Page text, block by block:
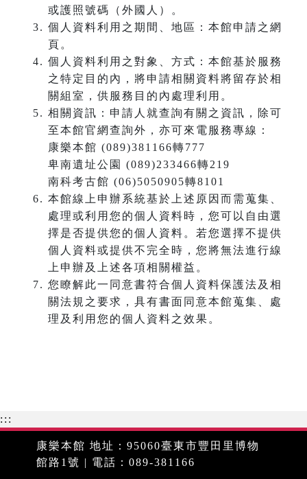
或護照號碼（外國人）。
個人資料利用之期間、地區：本館申請之網
頁。
個人資料利用之對象、方式：本館基於服務
之特定目的內，將申請相關資料將留存於相
關組室，供服務目的內處理利用。
相關資訊：申請人就查詢有關之資訊，除可
至本館官網查詢外，亦可來電服務專線：
康樂本館 (089)381166轉777
卑南遺址公園 (089)233466轉219
南科考古館 (06)5050905轉8101
本館線上申辦系統基於上述原因而需蒐集、
處理或利用您的個人資料時，您可以自由選
擇是否提供您的個人資料。若您選擇不提供
個人資料或提供不完全時，您將無法進行線
上申辦及上述各項相關權益。
您瞭解此一同意書符合個人資料保護法及相
關法規之要求，具有書面同意本館蒐集、處
理及利用您的個人資料之效果。
:::
康樂本館 地址：95060臺東市豐田里博物
館路1號 | 電話：089-381166